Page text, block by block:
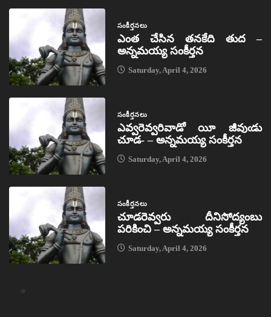
సంకీర్తనలు
ఎంత చేసిన తనకేది తుద –
అన్నమయ్య సంకీర్తన
Saturday, April 4, 2026
సంకీర్తనలు
ఎవ్వరెవ్వరివాడో యీ జీవుఁడు
చూడ- – అన్నమయ్య సంకీర్తన
Saturday, April 4, 2026
సంకీర్తనలు
చూడరెవ్వరు దీనిసోద్యంబు
పరికించి – అన్నమయ్య సంకీర్తన
Saturday, April 4, 2026